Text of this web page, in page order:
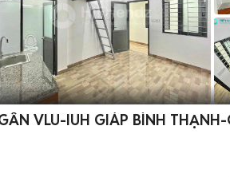
VLU-IUH GIÁP BÌNH